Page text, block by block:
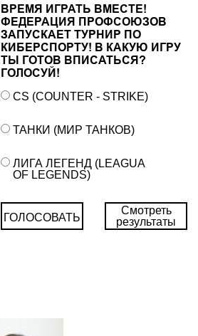
ВРЕМЯ ИГРАТЬ ВМЕСТЕ!
ФЕДЕРАЦИЯ ПРОФСОЮЗОВ
ЗАПУСКАЕТ ТУРНИР ПО
КИБЕРСПОРТУ! В КАКУЮ ИГРУ
ТЫ ГОТОВ ВПИСАТЬСЯ?
ГОЛОСУЙ!
CS (COUNTER - STRIKE)
ТАНКИ (МИР ТАНКОВ)
ЛИГА ЛЕГЕНД (LEAGUA
OF LEGENDS)
ГОЛОСОВАТЬ
Смотреть
результаты